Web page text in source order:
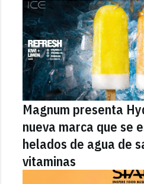
Magnum presenta
nueva marca que se
helados de agua de
vitaminas